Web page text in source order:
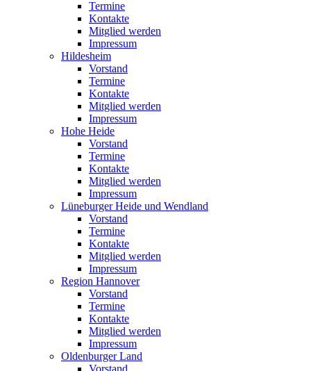
Termine
Kontakte
Mitglied werden
Impressum
Hildesheim
Vorstand
Termine
Kontakte
Mitglied werden
Impressum
Hohe Heide
Vorstand
Termine
Kontakte
Mitglied werden
Impressum
Lüneburger Heide und Wendland
Vorstand
Termine
Kontakte
Mitglied werden
Impressum
Region Hannover
Vorstand
Termine
Kontakte
Mitglied werden
Impressum
Oldenburger Land
Vorstand